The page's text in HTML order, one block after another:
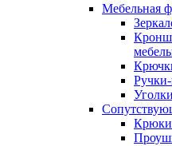
Мебельная
Крюки